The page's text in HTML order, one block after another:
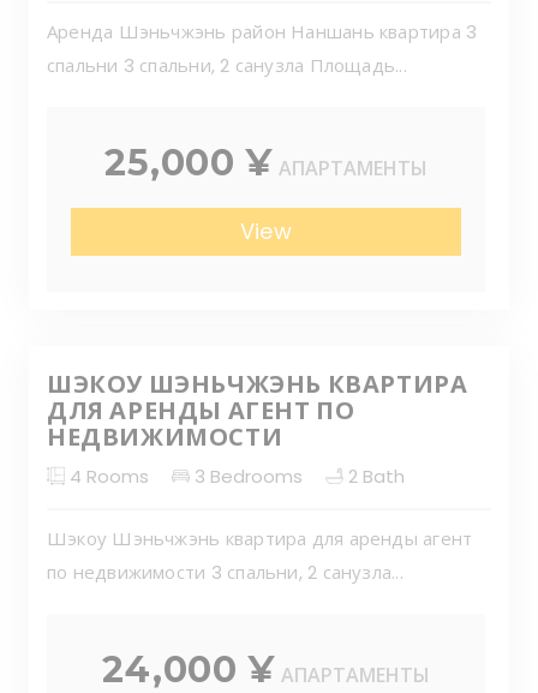
Аренда Шэньчжэнь район Наншань квартира 3
спальни 3 спальни, 2 санузла Площадь...
25,000 ¥ АПАРТАМЕНТЫ
View
ШЭКОУ ШЭНЬЧЖЭНЬ КВАРТИРА
ДЛЯ АРЕНДЫ АГЕНТ ПО
НЕДВИЖИМОСТИ
4 Rooms 3 Bedrooms 2 Bath
Шэкоу Шэньчжэнь квартира для аренды агент
по недвижимости 3 спальни, 2 санузла...
24,000 ¥ АПАРТАМЕНТЫ